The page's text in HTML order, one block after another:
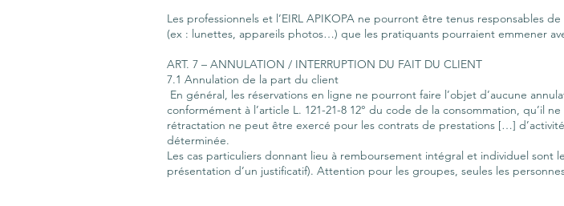
Les professionnels et l’EIRL APIKOPA ne pourront être tenus responsables
(ex : lunettes, appareils photos…) que les pratiquants pourraient emmener
ART. 7 – ANNULATION / INTERRUPTION DU FAIT DU CLIENT
7.1 Annulation de la part du client
En général, les réservations en ligne ne pourront faire l’objet d’aucune
conformément à l’article L. 121-21-8 12° du code de la consommation, qu’il
rétractation ne peut être exercé pour les contrats de prestations […]
déterminée.
Les cas particuliers donnant lieu à remboursement intégral et individuel sont
présentation d’un justificatif). Attention pour les groupes, seules les